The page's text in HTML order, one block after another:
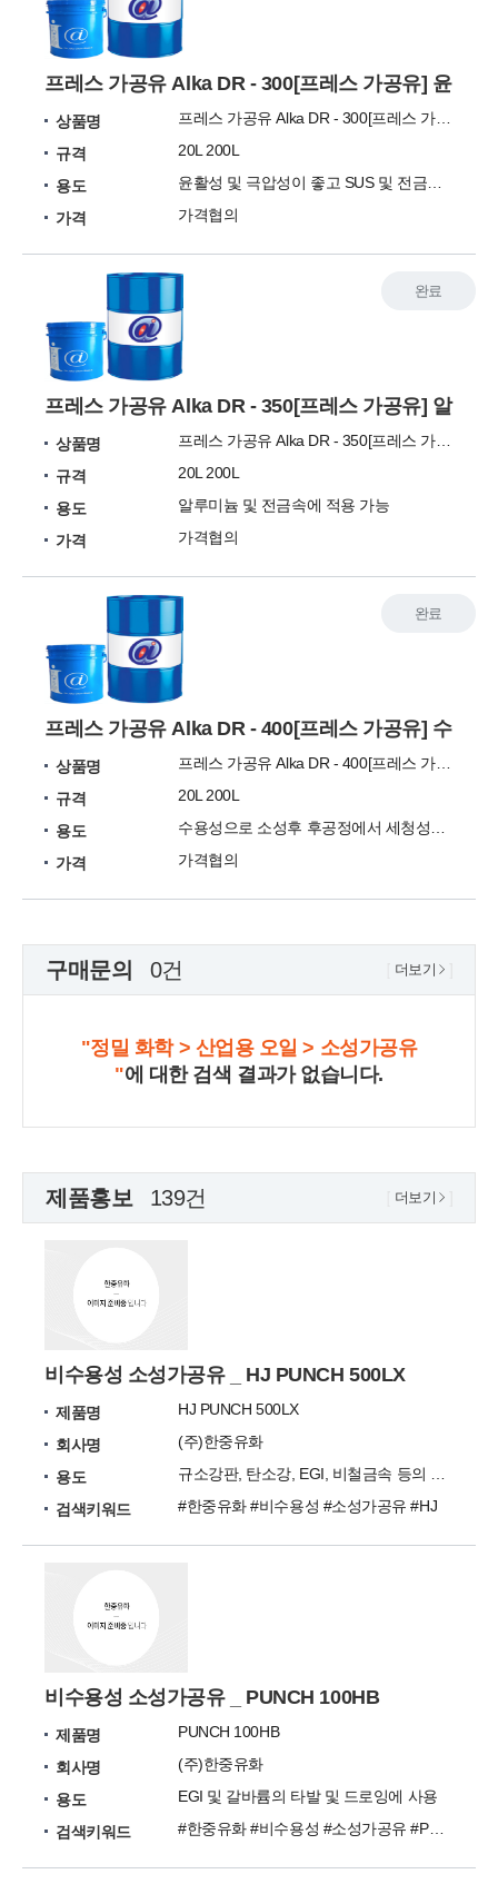
프레스 가공유 Alka DR - 300[프레스 가공유] 윤활
상품명
프레스 가공유 Alka DR - 300[프레스 가공유]
규격
20L 200L
용도
가격
가격협의
프레스 가공유 Alka DR - 350[프레스 가공유] 알루
상품명
프레스 가공유 Alka DR - 350[프레스 가공유]
규격
20L 200L
용도
알루미늄 및 전금속에 적용 가능
가격
가격협의
완료
프레스 가공유 Alka DR - 400[프레스 가공유] 수용
상품명
프레스 가공유 Alka DR - 400[프레스 가공유]
규격
20L 200L
용도
가격
가격협의
완료
구매문의 0건 더보기
"정밀 화학 > 산업용 오일 > 소성가공유
"에 대한 검색 결과가 없습니다.
제품홍보 139건 더보기
비수용성 소성가공유 _ HJ PUNCH 500LX
제품명
HJ PUNCH 500LX
회사명
(주)한중유화
용도
검색키워드
#한중유화 #비수용성 #소성가공유 #HJ
비수용성 소성가공유 _ PUNCH 100HB
제품명
PUNCH 100HB
회사명
(주)한중유화
용도
EGI 및 갈바륨의 타발 및 드로잉에 사용
검색키워드
#한중유화 #비수용성 #소성가공유 #PUNCH